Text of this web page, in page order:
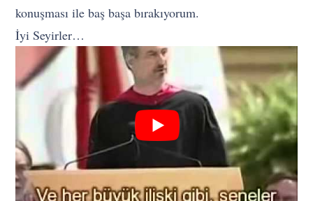
konuşması ile baş başa bırakıyorum.
İyi Seyirler…